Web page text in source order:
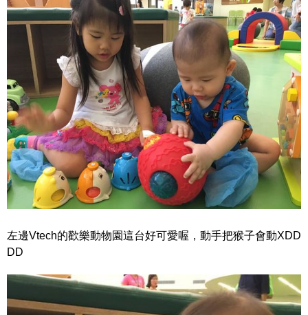
左邊Vtech的歡樂動物園這台好可愛喔，動手把猴子會動XDD
DD